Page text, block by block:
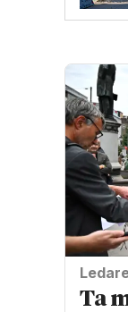
Ta